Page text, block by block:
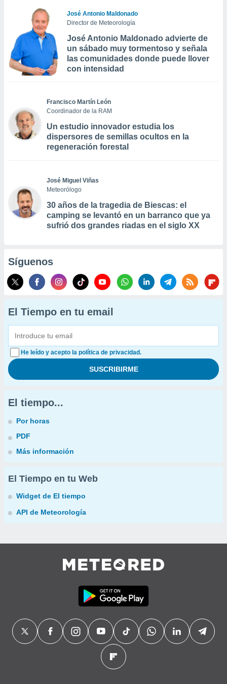
José Antonio Maldonado
Director de Meteorología
José Antonio Maldonado advierte de
un sábado muy tormentoso y señala
las comunidades donde puede llover
con intensidad
Francisco Martín León
Coordinador de la RAM
Un estudio innovador estudia los
dispersores de semillas ocultos en la
regeneración forestal
José Miguel Viñas
Meteorólogo
30 años de la tragedia de Biescas: el
camping se levantó en un barranco que ya
sufrió dos grandes riadas en el siglo XX
Síguenos
El Tiempo en tu email
He leído y acepto la política de privacidad.
El tiempo...
Por horas
PDF
Más información
El Tiempo en tu Web
Widget de El tiempo
API de Meteorología